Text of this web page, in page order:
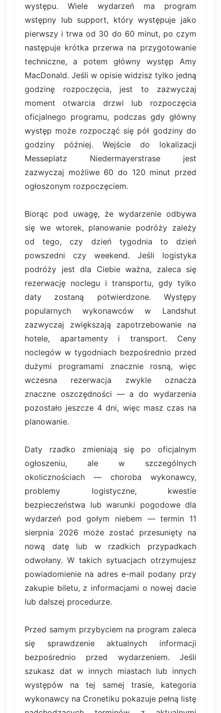
występu. Wiele wydarzeń ma program
wstępny lub support, który występuje jako
pierwszy i trwa od 30 do 60 minut, po czym
następuje krótka przerwa na przygotowanie
techniczne, a potem główny występ Amy
MacDonald. Jeśli w opisie widzisz tylko jedną
godzinę rozpoczęcia, jest to zazwyczaj
moment otwarcia drzwi lub rozpoczęcia
oficjalnego programu, podczas gdy główny
występ może rozpocząć się pół godziny do
godziny później. Wejście do lokalizacji
Messeplatz Niedermayerstrase jest
zazwyczaj możliwe 60 do 120 minut przed
ogłoszonym rozpoczęciem.
Biorąc pod uwagę, że wydarzenie odbywa
się we wtorek, planowanie podróży zależy
od tego, czy dzień tygodnia to dzień
powszedni czy weekend. Jeśli logistyka
podróży jest dla Ciebie ważna, zaleca się
rezerwację noclegu i transportu, gdy tylko
daty zostaną potwierdzone. Występy
popularnych wykonawców w Landshut
zazwyczaj zwiększają zapotrzebowanie na
hotele, apartamenty i transport. Ceny
noclegów w tygodniach bezpośrednio przed
dużymi programami znacznie rosną, więc
wczesna rezerwacja zwykle oznacza
znaczne oszczędności — a do wydarzenia
pozostało jeszcze 4 dni, więc masz czas na
planowanie.
Daty rzadko zmieniają się po oficjalnym
ogłoszeniu, ale w szczególnych
okolicznościach — choroba wykonawcy,
problemy logistyczne, kwestie
bezpieczeństwa lub warunki pogodowe dla
wydarzeń pod gołym niebem — termin 11
sierpnia 2026 może zostać przesunięty na
nową datę lub w rzadkich przypadkach
odwołany. W takich sytuacjach otrzymujesz
powiadomienie na adres e-mail podany przy
zakupie biletu, z informacjami o nowej dacie
lub dalszej procedurze.
Przed samym przybyciem na program zaleca
się sprawdzenie aktualnych informacji
bezpośrednio przed wydarzeniem. Jeśli
szukasz dat w innych miastach lub innych
występów na tej samej trasie, kategoria
wykonawcy na Cronetiku pokazuje pełną listę